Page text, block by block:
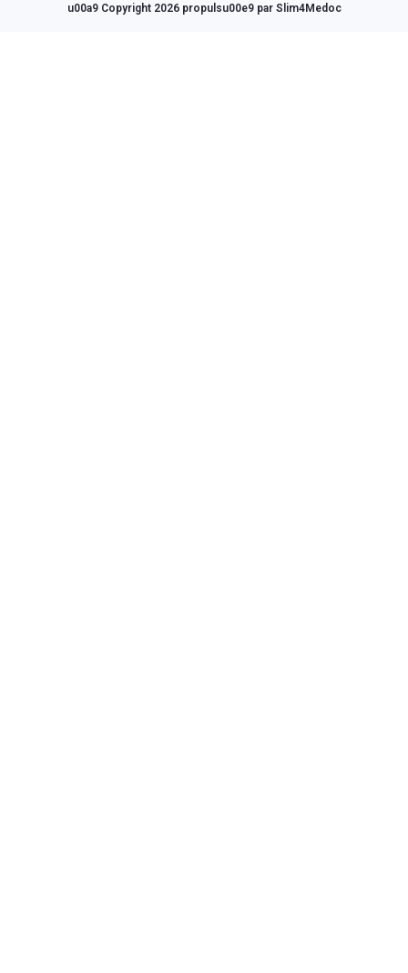
u00a9 Copyright 2026 propulsu00e9 par Slim4Medoc